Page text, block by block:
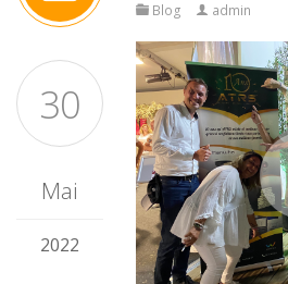
30
Mai
2022
Blog admin